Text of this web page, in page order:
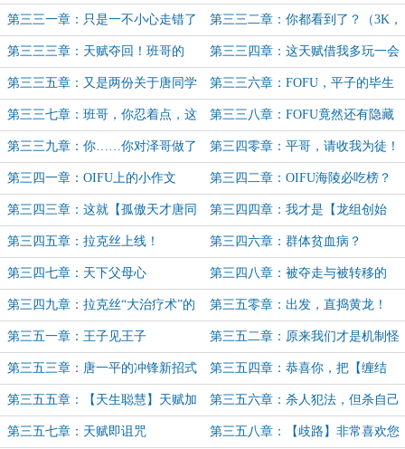
第三三一章：只是一不小心走错了
路
第三三二章：你都看到了？（3K，
求月票）
第三三三章：天赋夺回！班哥的
【直觉蓝图】！（4K求月票）
第三三四章：这天赋借我多玩一会
儿
第三三五章：又是两份关于唐同学
的报告（3K)
第三三六章：FOFU，平子的毕生
杰作！
第三三七章：班哥，你忍着点，这
个天赋有点大
第三三八章：FOFU竟然还有隐藏
功能？
第三三九章：你……你对泽哥做了
什么？
第三四零章：平哥，请收我为徒！
第三四一章：OIFU上的小作文 第三四二章：OIFU海陵必吃榜？
第三四三章：这就【孤傲天才唐同
学】啊！
第三四四章：我才是【龙组创始
人】
第三四五章：拉克丝上线！ 第三四六章：群体贫血病？
第三四七章：天下父母心 第三四八章：被夺走与被转移的
第三四九章：拉克丝“大治疗术”的
真相
第三五零章：出发，直捣黄龙！
第三五一章：王子见王子 第三五二章：原来我们才是机制怪
第三五三章：唐一平的冲锋新招式
——天外飞狗！
第三五四章：恭喜你，把【缠结
体】打进了第二阶段
第三五五章：【天生聪慧】天赋加
身，我，唐同学，变聪明了！
第三五六章：杀人犯法，但杀自己
不算
第三五七章：天赋即诅咒 第三五八章：【歧路】非常喜欢您